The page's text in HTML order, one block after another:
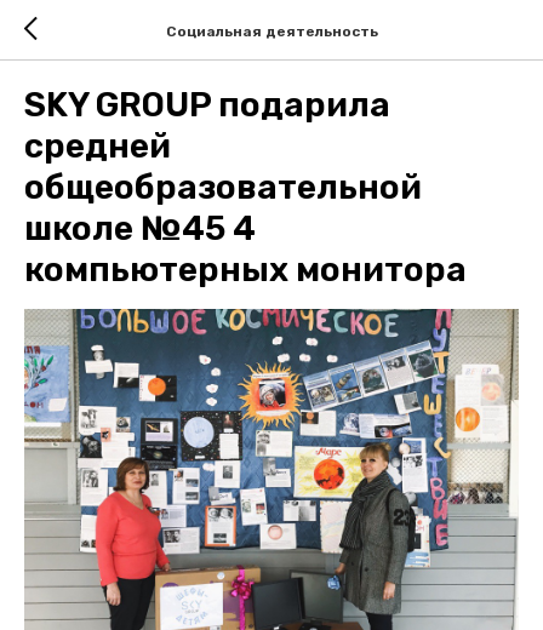
Социальная деятельность
SKY GROUP подарила
средней
общеобразовательной
школе №45 4
компьютерных монитора